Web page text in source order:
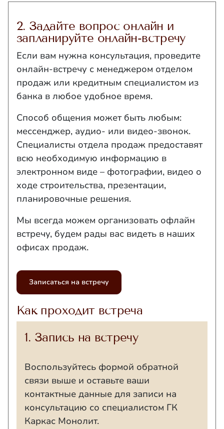
2. Задайте вопрос онлайн и
запланируйте онлайн-встречу
Если вам нужна консультация, проведите
онлайн-встречу с менеджером отделом
продаж или кредитным специалистом из
банка в любое удобное время.
Способ общения может быть любым:
мессенджер, аудио- или видео-звонок.
Специалисты отдела продаж предоставят
всю необходимую информацию в
электронном виде – фотографии, видео о
ходе строительства, презентации,
планировочные решения.
Мы всегда можем организовать офлайн
встречу, будем рады вас видеть в наших
офисах продаж.
Записаться на встречу
Как проходит встреча
1. Запись на встречу
Воспользуйтесь формой обратной
связи выше и оставьте ваши
контактные данные для записи на
консультацию со специалистом ГК
Каркас Монолит.